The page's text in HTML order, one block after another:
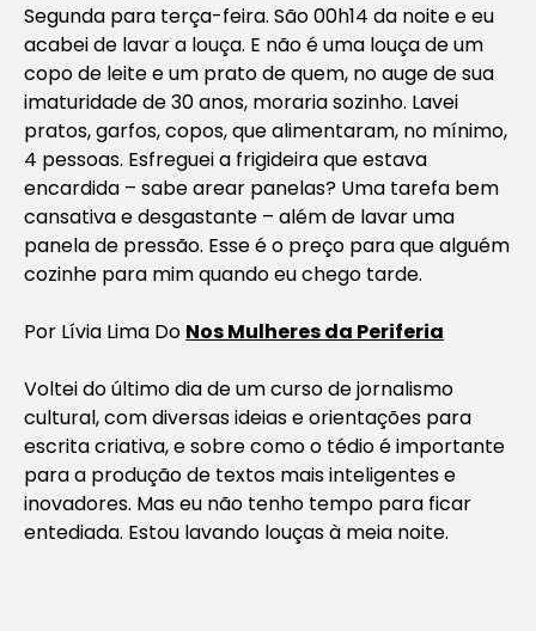
Segunda para terça-feira. São 00h14 da noite e eu
acabei de lavar a louça. E não é uma louça de um
copo de leite e um prato de quem, no auge de sua
imaturidade de 30 anos, moraria sozinho. Lavei
pratos, garfos, copos, que alimentaram, no mínimo,
4 pessoas. Esfreguei a frigideira que estava
encardida – sabe arear panelas? Uma tarefa bem
cansativa e desgastante – além de lavar uma
panela de pressão. Esse é o preço para que alguém
cozinhe para mim quando eu chego tarde.
Por Lívia Lima Do Nos Mulheres da Periferia
Voltei do último dia de um curso de jornalismo
cultural, com diversas ideias e orientações para
escrita criativa, e sobre como o tédio é importante
para a produção de textos mais inteligentes e
inovadores. Mas eu não tenho tempo para ficar
entediada. Estou lavando louças à meia noite.